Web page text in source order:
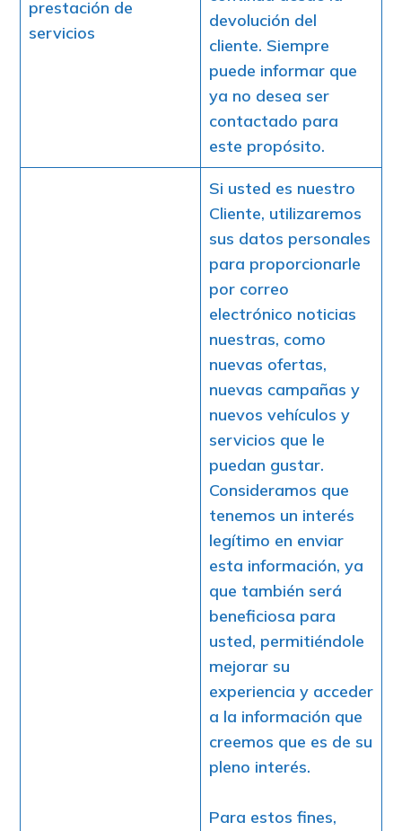
prestación de
servicios
devolución del
cliente. Siempre
puede informar que
ya no desea ser
contactado para
este propósito.
Si usted es nuestro
Cliente, utilizaremos
sus datos personales
para proporcionarle
por correo
electrónico noticias
nuestras, como
nuevas ofertas,
nuevas campañas y
nuevos vehículos y
servicios que le
puedan gustar.
Consideramos que
tenemos un interés
legítimo en enviar
esta información, ya
que también será
beneficiosa para
usted, permitiéndole
mejorar su
experiencia y acceder
a la información que
creemos que es de su
pleno interés.
Para estos fines,